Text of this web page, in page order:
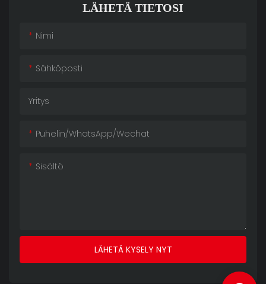
LÄHETÄ TIETOSI
Nimi
Sähköposti
Yritys
Puhelin/WhatsApp/Wechat
Sisältö
LÄHETÄ KYSELY NYT